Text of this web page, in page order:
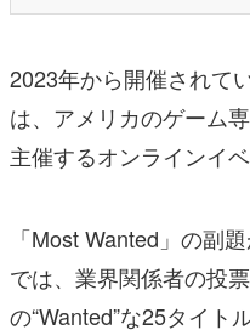
2023年から開催されて
は、アメリカのゲーム
主催するオンラインイベ
「Most Wanted」の副
では、業界関係者の投
の“Wanted”な25タイト